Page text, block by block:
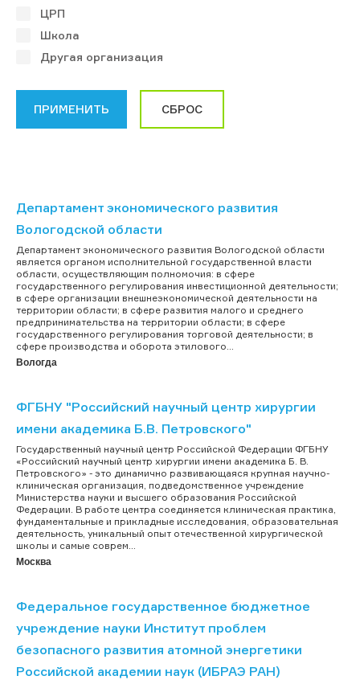
ЦРП
Школа
Другая организация
Департамент экономического развития
Вологодской области
Департамент экономического развития Вологодской области
является органом исполнительной государственной власти
области, осуществляющим полномочия: в сфере
государственного регулирования инвестиционной деятельности;
в сфере организации внешнеэкономической деятельности на
территории области; в сфере развития малого и среднего
предпринимательства на территории области; в сфере
государственного регулирования торговой деятельности; в
сфере производства и оборота этилового...
Вологда
ФГБНУ "Российский научный центр хирургии
имени академика Б.В. Петровского"
Государственный научный центр Российской Федерации ФГБНУ
«Российский научный центр хирургии имени академика Б. В.
Петровского» - это динамично развивающаяся крупная научно-
клиническая организация, подведомственное учреждение
Министерства науки и высшего образования Российской
Федерации. В работе центра соединяется клиническая практика,
фундаментальные и прикладные исследования, образовательная
деятельность, уникальный опыт отечественной хирургической
школы и самые соврем...
Москва
Федеральное государственное бюджетное
учреждение науки Институт проблем
безопасного развития атомной энергетики
Российской академии наук (ИБРАЭ РАН)